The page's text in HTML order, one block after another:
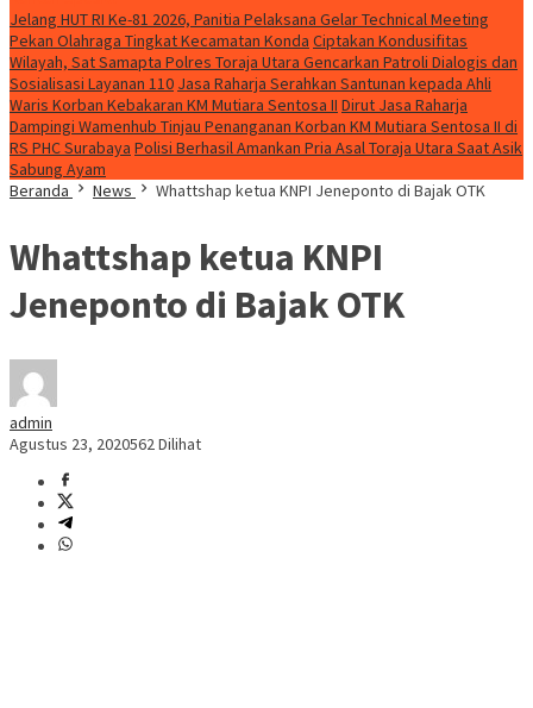
Jelang HUT RI Ke-81 2026, Panitia Pelaksana Gelar Technical Meeting
Pekan Olahraga Tingkat Kecamatan Konda Ciptakan Kondusifitas
Wilayah, Sat Samapta Polres Toraja Utara Gencarkan Patroli Dialogis dan
Sosialisasi Layanan 110 Jasa Raharja Serahkan Santunan kepada Ahli
Waris Korban Kebakaran KM Mutiara Sentosa II Dirut Jasa Raharja
Dampingi Wamenhub Tinjau Penanganan Korban KM Mutiara Sentosa II di
RS PHC Surabaya Polisi Berhasil Amankan Pria Asal Toraja Utara Saat Asik
Sabung Ayam
Beranda
News Whattshap ketua KNPI Jeneponto di Bajak OTK
Whattshap ketua KNPI
Jeneponto di Bajak OTK
admin
Agustus 23, 2020562 Dilihat